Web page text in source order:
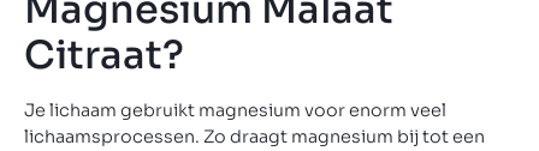
Magnesium Malaat
Citraat?
Je lichaam gebruikt magnesium voor enorm veel
lichaamsprocessen. Zo draagt magnesium bij tot een